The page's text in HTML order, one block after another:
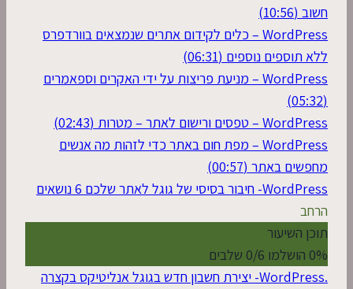
חשוב (10:56)
WordPress – כלים לקידום אתרים שנמצאים בוורדפרס
ללא תוספים נוספים (06:31)
WordPress – מניעת פריצות על ידי האקרים וספאמרים
(05:32)
WordPress – טפסים ורישום לאתר – מטרות (02:43)
WordPress – מפת חום באתר כדי לזהות מה אנשים
מחפשים באתר (00:57)
WordPress- חיבור בסיסי של גוגל לאתר שלכם
6 נושאים
הרחב
תוכן השיעור
0% הושלמו
0/6 שלבים
.WordPress- יצירת חשבון חדש בגוגל אנליטיקס בקצרה